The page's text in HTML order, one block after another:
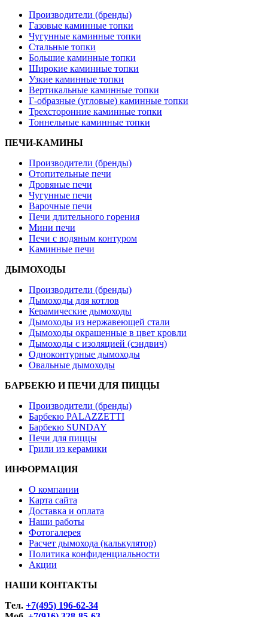
Производители (бренды)
Газовые каминные топки
Чугунные каминные топки
Стальные топки
Большие каминные топки
Широкие каминные топки
Узкие каминные топки
Вертикальные каминные топки
Г-образные (угловые) каминные топки
Трехсторонние каминные топки
Тоннельные каминные топки
ПЕЧИ-КАМИНЫ
Производители (бренды)
Отопительные печи
Дровяные печи
Чугунные печи
Варочные печи
Печи длительного горения
Мини печи
Печи с водяным контуром
Каминные печи
ДЫМОХОДЫ
Производители (бренды)
Дымоходы для котлов
Керамические дымоходы
Дымоходы из нержавеющей стали
Дымоходы окрашенные в цвет кровли
Дымоходы с изоляцией (сэндвич)
Одноконтурные дымоходы
Овальные дымоходы
БАРБЕКЮ И ПЕЧИ ДЛЯ ПИЦЦЫ
Производители (бренды)
Барбекю PALAZZETTI
Барбекю SUNDAY
Печи для пиццы
Грили из керамики
ИНФОРМАЦИЯ
О компании
Карта сайта
Доставка и оплата
Наши работы
Фотогалерея
Расчет дымохода (калькулятор)
Политика конфиденциальности
Акции
НАШИ КОНТАКТЫ
Tел. +7(495) 196-62-34